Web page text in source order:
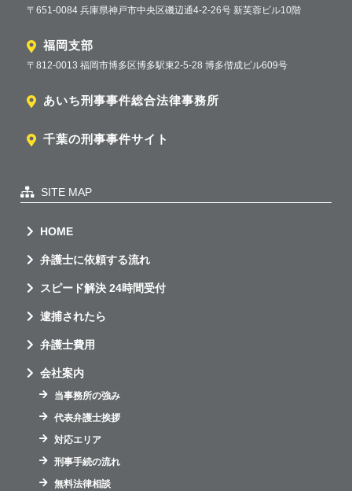
〒651-0084 兵庫県神戸市中央区磯辺通4-2-26号 新芙蓉ビル10階
福岡支部
〒812-0013 福岡市博多区博多駅東2-5-28 博多偕成ビル609号
あいち刑事事件総合法律事務所
千葉の刑事事件サイト
SITE MAP
HOME
弁護士に依頼する流れ
スピード解決 24時間受付
逮捕されたら
弁護士費用
会社案内
当事務所の強み
代表弁護士挨拶
対応エリア
刑事手続の流れ
無料法律相談